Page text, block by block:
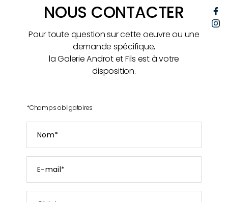
NOUS CONTACTER
Pour toute question sur cette oeuvre ou une
demande spécifique,
la Galerie Androt et Fils est à votre
disposition.
*Champs obligatoires
mail
*